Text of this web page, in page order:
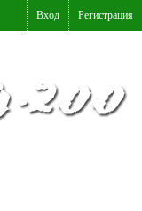
Вход Регистрация